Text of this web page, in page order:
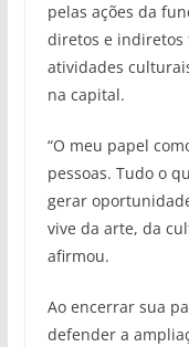
pelas ações da
diretos e indiretos
atividades
na capital.
“O meu papel
pessoas. Tudo o
gerar
vive da arte, da
afirmou.
Ao encerrar sua
defender a